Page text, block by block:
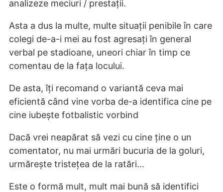
analizeze meciuri / prestații.
Asta a dus la multe, multe situații penibile în care
colegi de-a-i mei au fost agresați în general
verbal pe stadioane, uneori chiar în timp ce
comentau de la fața locului.
De asta, îți recomand o variantă ceva mai
eficientă când vine vorba de-a identifica cine pe
cine iubește fotbalistic vorbind
Dacă vrei neapărat să vezi cu cine ține o un
comentator, nu mai urmări bucuria de la goluri,
urmărește tristețea de la ratări...
Este o formă mult, mult mai bună să identifici